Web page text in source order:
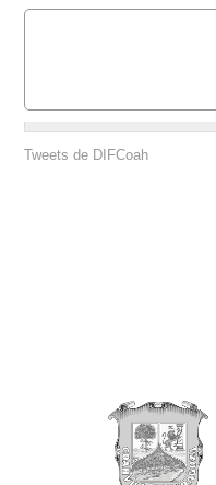
Tweets de DIFCoah